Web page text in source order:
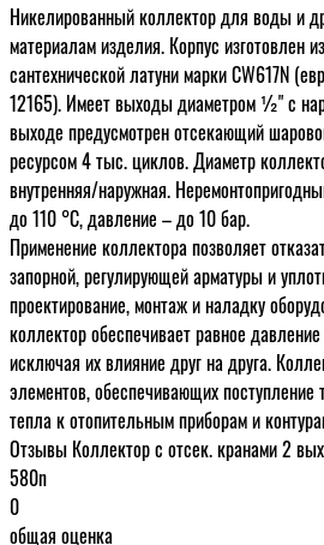
Никелированный коллектор для воды и
материалам изделия. Корпус изготовлен
сантехнической латуни марки CW617N
12165). Имеет выходы диаметром ½" с
выходе предусмотрен отсекающий
ресурсом 4 тыс. циклов. Диаметр
внутренняя/наружная.
до 110 °С, давление – до 10 бар.
Применение коллектора позволяет
запорной, регулирующей арматуры и
проектирование, монтаж и наладку
коллектор обеспечивает равное
исключая их влияние друг на друга.
элементов, обеспечивающих поступление
тепла к отопительным приборам и
Отзывы Коллектор с отсек. кранами 2
580n
0
общая оценка